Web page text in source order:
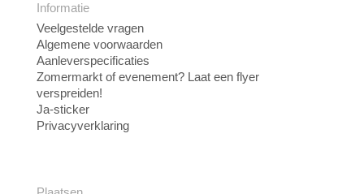
Informatie
Veelgestelde vragen
Algemene voorwaarden
Aanleverspecificaties
Zomermarkt of evenement? Laat een flyer
verspreiden!
Ja-sticker
Privacyverklaring